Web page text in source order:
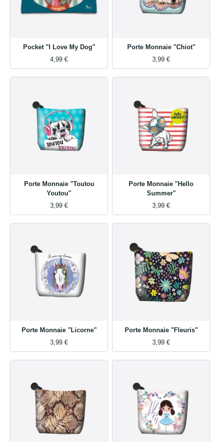
Pocket "I Love My Dog"
4,99 €
Porte Monnaie "Chiot"
3,99 €
Porte Monnaie "Toutou
Youtou"
3,99 €
Porte Monnaie "Hello
Summer"
3,99 €
Porte Monnaie "Licorne"
3,99 €
Porte Monnaie "Fleuris"
3,99 €